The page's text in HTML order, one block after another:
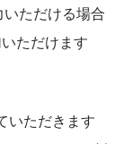
ただける場合
ただけます
いただきます